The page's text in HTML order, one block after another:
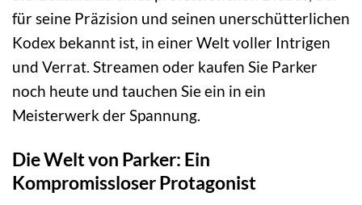
für seine Präzision und seinen unerschütterlichen
Kodex bekannt ist, in einer Welt voller Intrigen
und Verrat. Streamen oder kaufen Sie Parker
noch heute und tauchen Sie ein in ein
Meisterwerk der Spannung.
Die Welt von Parker: Ein
Kompromissloser Protagonist